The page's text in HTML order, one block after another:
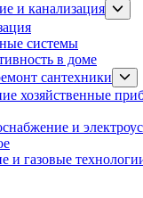
и канализация
sub
системы
в доме
сантехники
хозяйственные
и
и газовые